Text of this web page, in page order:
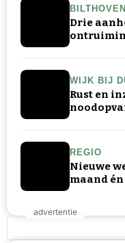
BILTHOVEN
Drie
WIJK BIJ
Rust en
REGIO
Nieuwe
maand